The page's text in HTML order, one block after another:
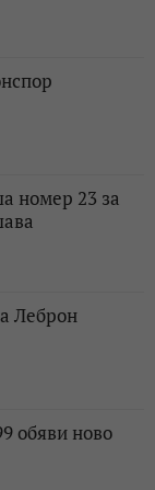
номер 23 за
Леброн
обяви ново